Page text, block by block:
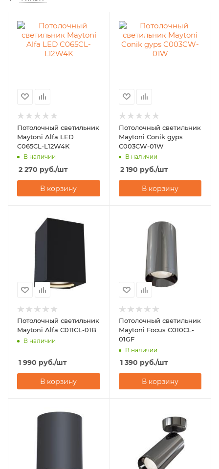
Потолочный светильник
Maytoni Alfa LED
C065CL-L12W4K
В наличии
2 270 руб./шт
В корзину
Потолочный светильник
Maytoni Conik gyps
C003CW-01W
В наличии
2 190 руб./шт
В корзину
Потолочный светильник
Maytoni Alfa C011CL-01B
В наличии
1 990 руб./шт
В корзину
Потолочный светильник
Maytoni Focus C010CL-
01GF
В наличии
1 390 руб./шт
В корзину